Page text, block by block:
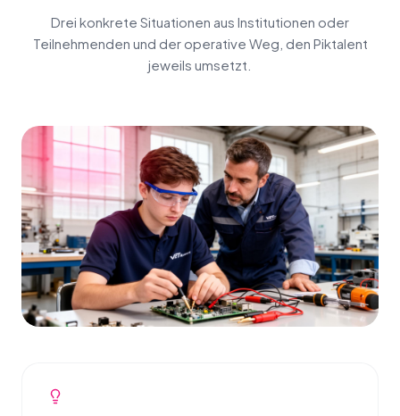
Drei konkrete Situationen aus Institutionen oder
Teilnehmenden und der operative Weg, den Piktalent
jeweils umsetzt.